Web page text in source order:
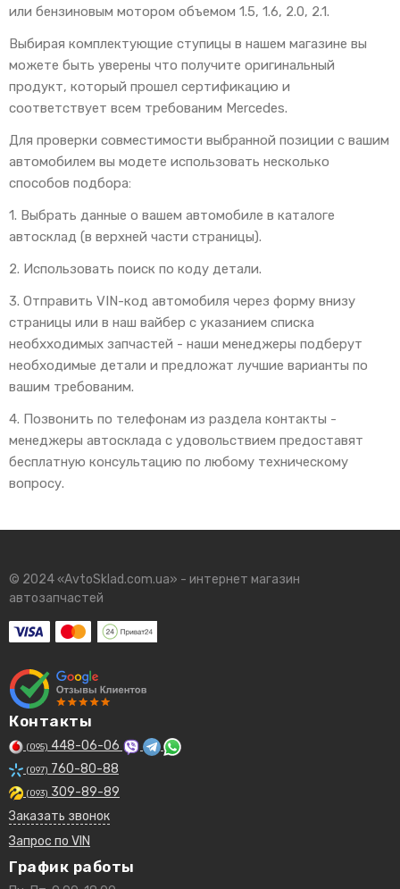
или бензиновым мотором объемом 1.5, 1.6, 2.0, 2.1.
Выбирая комплектующие ступицы в нашем магазине вы
можете быть уверены что получите оригинальный
продукт, который прошел сертификацию и
соответствует всем требованим Mercedes.
Для проверки совместимости выбранной позиции с вашим
автомобилем вы модете использовать несколько
способов подбора:
1. Выбрать данные о вашем автомобиле в каталоге
автосклад (в верхней части страницы).
2. Использовать поиск по коду детали.
3. Отправить VIN-код автомобиля через форму внизу
страницы или в наш вайбер с указанием списка
необхходимых запчастей - наши менеджеры подберут
необходимые детали и предложат лучшие варианты по
вашим требованим.
4. Позвонить по телефонам из раздела контакты -
менеджеры автосклада с удовольствием предоставят
бесплатную консультацию по любому техническому
вопросу.
© 2024 «AvtoSklad.com.ua» - интернет магазин
автозапчастей
Контакты
(095) 448-06-06
(097) 760-80-88
(093) 309-89-89
Заказать звонок
Запрос по VIN
График работы